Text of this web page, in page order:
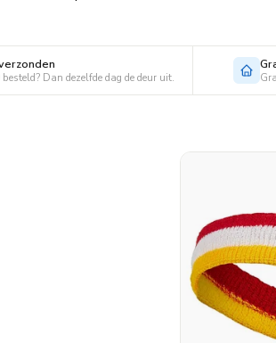
is niet alleen een feestelijke
Dan dezelfde dag de deur uit.